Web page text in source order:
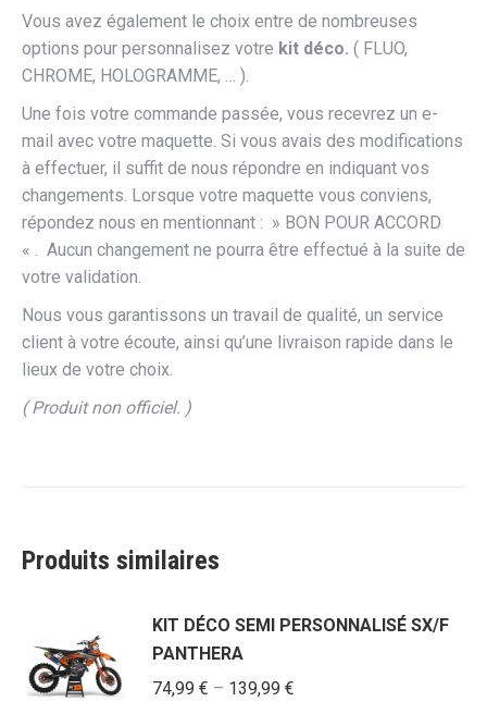
Vous avez également le choix entre de nombreuses
options pour personnalisez votre kit déco. ( FLUO,
CHROME, HOLOGRAMME, … ).
Une fois votre commande passée, vous recevrez un e-
mail avec votre maquette. Si vous avais des modifications
à effectuer, il suffit de nous répondre en indiquant vos
changements. Lorsque votre maquette vous conviens,
répondez nous en mentionnant : » BON POUR ACCORD
« . Aucun changement ne pourra être effectué à la suite de
votre validation.
Nous vous garantissons un travail de qualité, un service
client à votre écoute, ainsi qu’une livraison rapide dans le
lieux de votre choix.
( Produit non officiel. )
Produits similaires
KIT DÉCO SEMI PERSONNALISÉ SX/F
PANTHERA
74,99 € – 139,99 €